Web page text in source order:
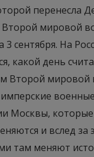
перенесла
Второй мировой
3 сентября. На
какой день
Второй мировой
военные
Москвы,
и вслед за
там меняют